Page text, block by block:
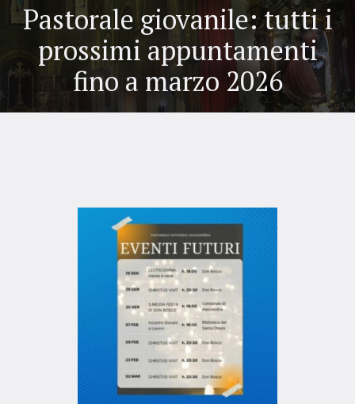
Pastorale giovanile: tutti i
prossimi appuntamenti
fino a marzo 2026